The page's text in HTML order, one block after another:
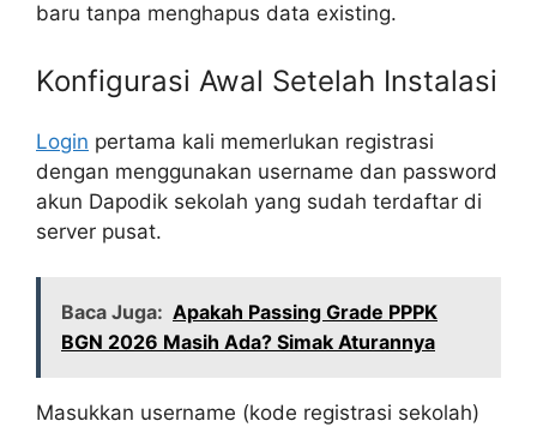
baru tanpa menghapus data existing.
Konfigurasi Awal Setelah Instalasi
Login pertama kali memerlukan registrasi
dengan menggunakan username dan password
akun Dapodik sekolah yang sudah terdaftar di
server pusat.
Baca Juga: Apakah Passing Grade PPPK
BGN 2026 Masih Ada? Simak Aturannya
Masukkan username (kode registrasi sekolah)